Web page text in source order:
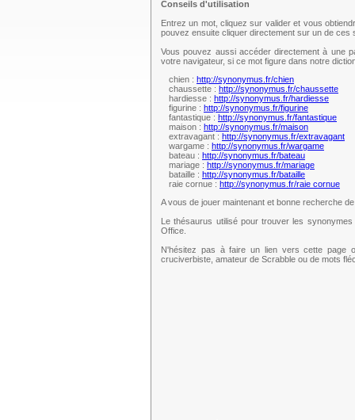
Conseils d'utilisation
Entrez un mot, cliquez sur valider et vous
pouvez ensuite cliquer directement sur un de
Vous pouvez aussi accéder directement à une
votre navigateur, si ce mot figure dans notre
chien : http://synonymus.fr/chien
chaussette : http://synonymus.fr/chaussette
hardiesse : http://synonymus.fr/hardiesse
figurine : http://synonymus.fr/figurine
fantastique : http://synonymus.fr/fantastique
maison : http://synonymus.fr/maison
extravagant : http://synonymus.fr/extravagant
wargame : http://synonymus.fr/wargame
bateau : http://synonymus.fr/bateau
mariage : http://synonymus.fr/mariage
bataille : http://synonymus.fr/bataille
raie cornue : http://synonymus.fr/raie cornue
A vous de jouer maintenant et bonne recherche
Le thésaurus utilisé pour trouver les
Office.
N'hésitez pas à faire un lien vers cette
cruciverbiste, amateur de Scrabble ou de mots